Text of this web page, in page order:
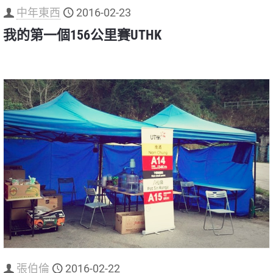
中年東西 2016-02-23
我的第一個156公里賽UTHK
張伯倫 2016-02-22